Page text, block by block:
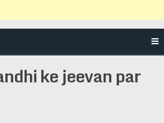
ke jeevan par